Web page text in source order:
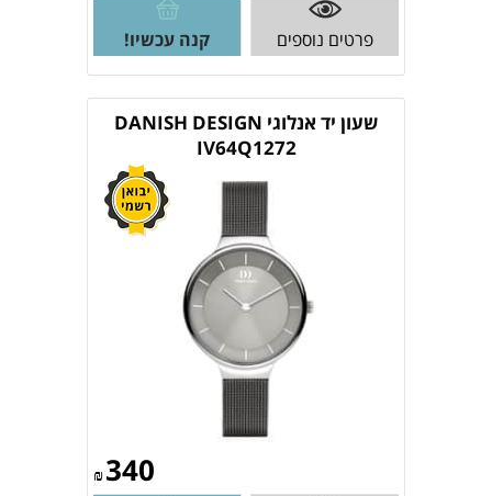
פרטים נוספים קנה עכשיו!
שעון יד אנלוגי DANISH DESIGN
IV64Q1272
₪340